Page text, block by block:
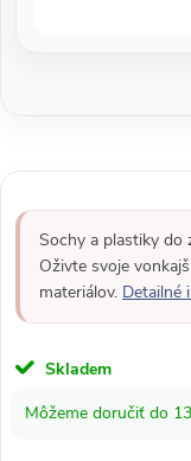
Sochy a plastiky do
Oživte svoje
materiálov. Detailné
Skladem